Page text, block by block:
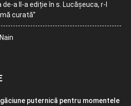
a II-a ediție în s. Lucășeuca, r-l
curată”
puternică pentru momentele